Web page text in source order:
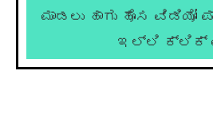
ಮಾಡಲು ಹಾಗು ಹೊಸ
ಇಲ್ಲಿ ಕ್ಲಿಕ್